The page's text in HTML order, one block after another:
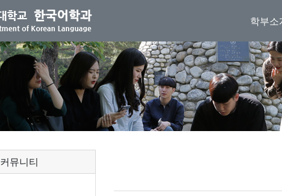
학부소
커뮤니티